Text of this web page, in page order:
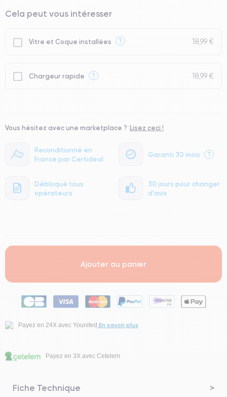
Reconditionné en
France par Certideal
Garanti 30 mois ?
Débloqué tous
opérateurs
30 jours pour changer
d'avis
Cela peut vous intéresser
Vitre et Coque installées ? 18,99 €
Chargeur rapide ? 18,99 €
Vous hésitez avec une marketplace ? Lisez ceci !
Ajouter au panier
Payez en 24X avec Younited En savoir plus
Payez en 3X avec Cetelem
Fiche Technique